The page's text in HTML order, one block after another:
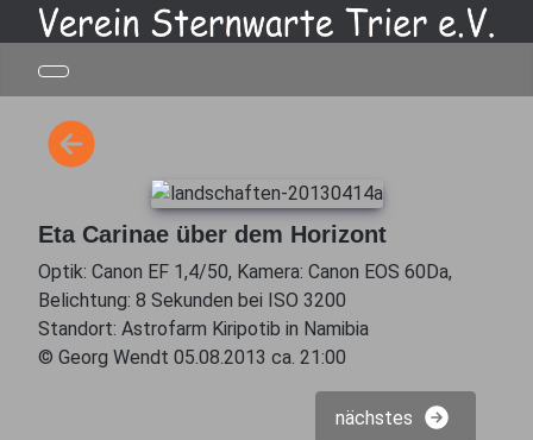
Eta Carinae über dem Horizont
Optik: Canon EF 1,4/50, Kamera: Canon EOS 60Da,
Belichtung: 8 Sekunden bei ISO 3200
Standort: Astrofarm Kiripotib in Namibia
© Georg Wendt 05.08.2013 ca. 21:00
nächstes